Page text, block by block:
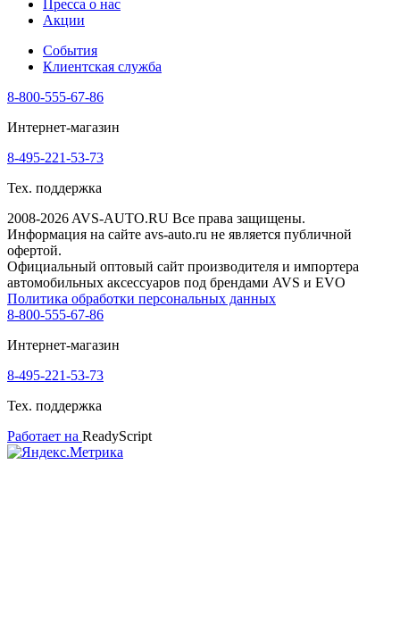
Пресса о нас
Акции
События
Клиентская служба
8-800-555-67-86
Интернет-магазин
8-495-221-53-73
Тех. поддержка
2008-2026 AVS-AUTO.RU Все права защищены.
Информация на сайте avs-auto.ru не является публичной
офертой.
Официальный оптовый сайт производителя и импортера
автомобильных аксессуаров под брендами AVS и EVO
Политика обработки персональных данных
8-800-555-67-86
Интернет-магазин
8-495-221-53-73
Тех. поддержка
Работает на ReadyScript